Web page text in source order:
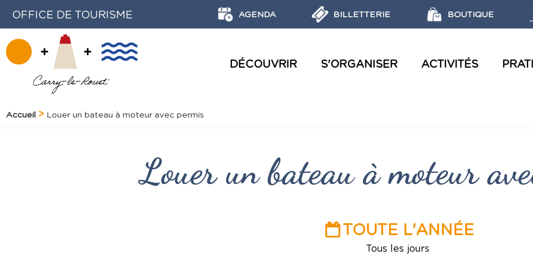
OFFICE DE TOURISME AGENDA BILLETTERIE BOUTIQUE
DÉCOUVRIR S'ORGANISER ACTIVITÉS
Accueil Louer un bateau à moteur avec permis
Louer un bateau à moteur
TOUTE L'ANNÉE
Tous les jours